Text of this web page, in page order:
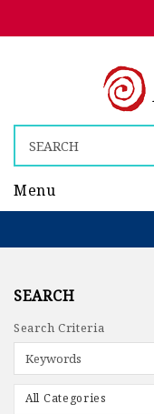
Menu
SEARCH
Search Criteria
All Categories